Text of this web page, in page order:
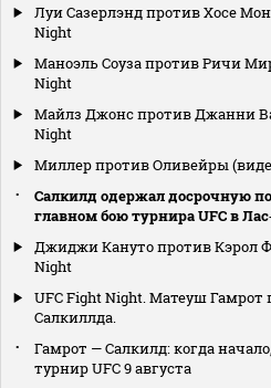
Луи Сазерлэнд против Хосе
Night
Маноэль Соуза против Ричи
Night
Майлз Джонс против Джанни
Night
Миллер против Оливейры
Салкилд одержал досрочную
главном бою турнира UFC в
Джиджи Кануто против Кэрол
Night
UFC Fight Night. Матеуш Гамрот
Салкиллда.
Гамрот — Салкилд: когда
турнир UFC 9 августа